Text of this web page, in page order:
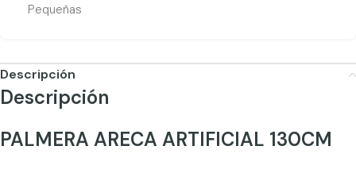
Pequeñas
Descripción
Descripción
PALMERA ARECA ARTIFICIAL 130CM